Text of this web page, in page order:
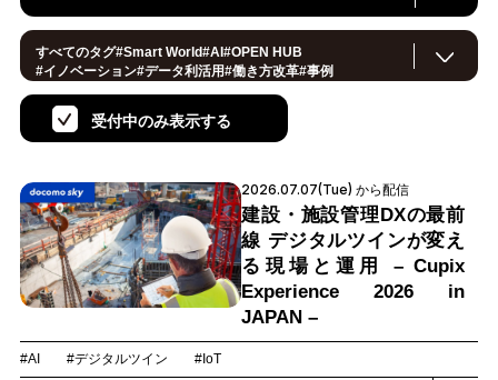
すべてのタグ#Smart World#AI#OPEN HUB
#イノベーション#データ利活用#働き方改革#事例
環境・エネルギー #IoT # メタバース
地方創生 #製造 小売・流通# ロボティクス
#スマートインダストリー#教育#公共#サプライチェーン
#孤独#宇宙
受付中のみ表示する
2026.07.07(Tue) から配信
建設・施設管理DXの最前
線 デジタルツインが変え
る現場と運用 – Cupix
Experience 2026 in
JAPAN –
#AI #デジタルツイン #IoT